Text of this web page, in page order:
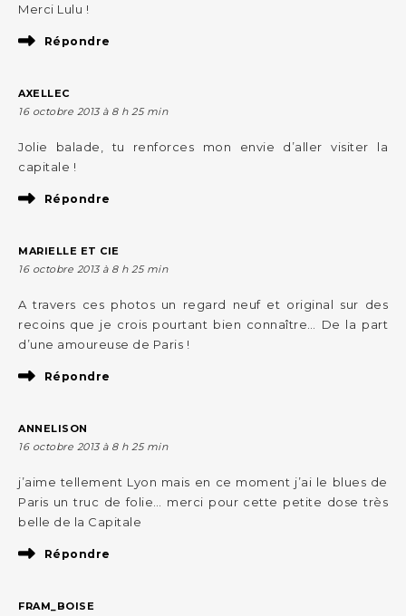
Merci Lulu !
Répondre
AXELLEC
16 octobre 2013 à 8 h 25 min
Jolie balade, tu renforces mon envie d’aller visiter la
capitale !
Répondre
MARIELLE ET CIE
16 octobre 2013 à 8 h 25 min
A travers ces photos un regard neuf et original sur des
recoins que je crois pourtant bien connaître… De la part
d’une amoureuse de Paris !
Répondre
ANNELISON
16 octobre 2013 à 8 h 25 min
j’aime tellement Lyon mais en ce moment j’ai le blues de
Paris un truc de folie… merci pour cette petite dose très
belle de la Capitale
Répondre
FRAM_BOISE